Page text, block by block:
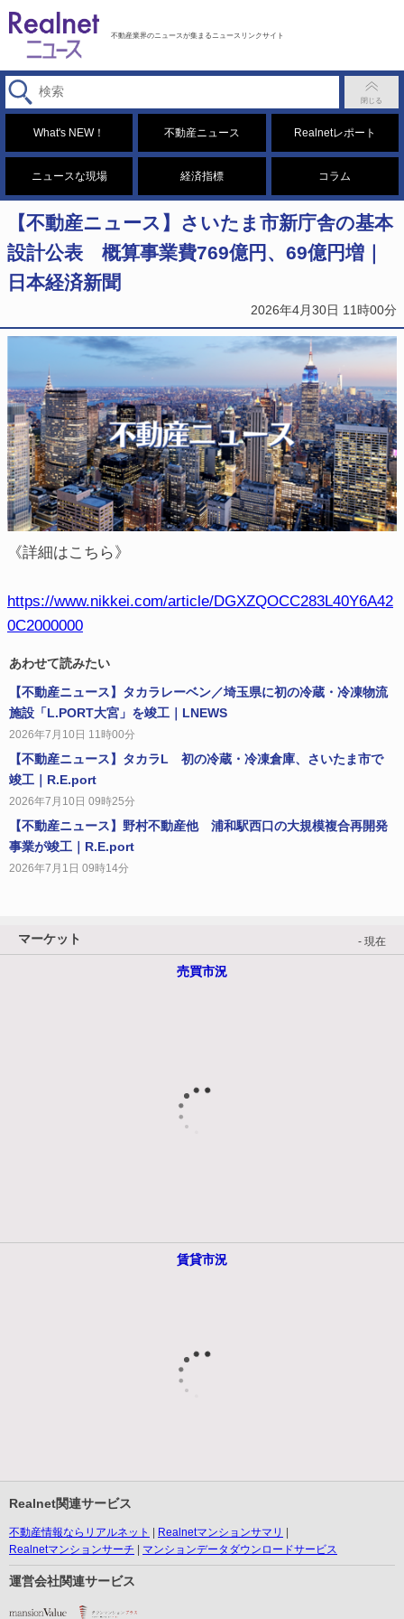
不動産業界のニュースが集まるニュースリンクサイト
What's NEW！ 不動産ニュース Realnetレポート
ニュースな現場 経済指標 コラム
【不動産ニュース】さいたま市新庁舎の基本
設計公表 概算事業費769億円、69億円増｜
日本経済新聞
2026年4月30日 11時00分
《詳細はこちら》
https://www.nikkei.com/article/DGXZQOCC283L40Y6A42
0C2000000
あわせて読みたい
【不動産ニュース】タカラレーベン／埼玉県に初の冷蔵・冷凍物流
施設「L.PORT大宮」を竣工｜LNEWS
2026年7月10日 11時00分
【不動産ニュース】タカラL 初の冷蔵・冷凍倉庫、さいたま市で
竣工｜R.E.port
2026年7月10日 09時25分
【不動産ニュース】野村不動産他 浦和駅西口の大規模複合再開発
事業が竣工｜R.E.port
2026年7月1日 09時14分
マーケット - 現在
売買市況
賃貸市況
Realnet関連サービス
不動産情報ならリアルネット
Realnetマンションサマリ
Realnetマンションサーチ
マンションデータダウンロードサービス
運営会社関連サービス